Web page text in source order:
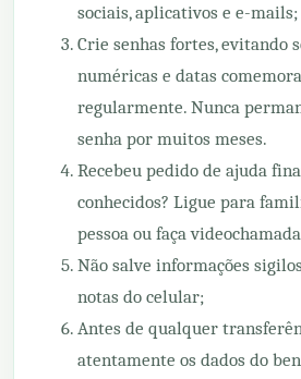
sociais, aplicativos e e-mails;
Crie senhas fortes, evitando
numéricas e datas
regularmente. Nunca
senha por muitos meses.
Recebeu pedido de ajuda
conhecidos? Ligue para
pessoa ou faça
Não salve informações
notas do celular;
Antes de qualquer
atentamente os dados do